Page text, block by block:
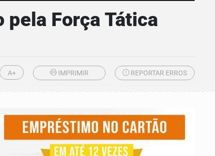
pela Força Tática
A+ IMPRIMIR REPORTAR ERROS